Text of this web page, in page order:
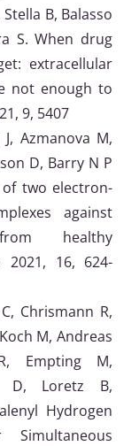
B, Balasso
S. When drug
extracellular
not enough to
9, 5407
Azmanova M,
D, Barry N P
of two electron-
against
healthy
2021, 16, 624-
Chrismann R,
M, Andreas
Empting M,
D, Loretz B,
Hydrogen